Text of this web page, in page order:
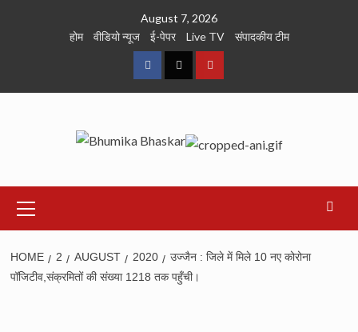
August 7, 2026
होम
वीडियो न्यूज ई-पेपर Live TV संपादकीय टीम
FacebookTwitterYoutube
Menu
HOME 2 AUGUST 2020
उज्जैन : जिले में मिले 10 नए कोरोना
पॉजिटीव,संक्रमितों की संख्या 1218 तक पहुँची।